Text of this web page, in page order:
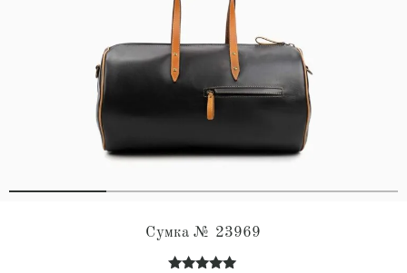
Сумка № 23969